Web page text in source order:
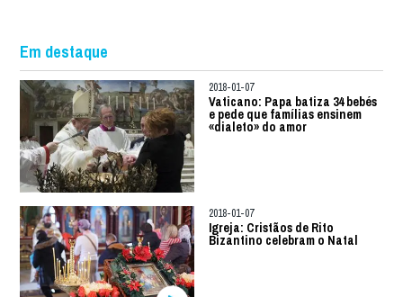
Em destaque
2018-01-07
Vaticano: Papa batiza 34 bebés
e pede que famílias ensinem
«dialeto» do amor
2018-01-07
Igreja: Cristãos de Rito
Bizantino celebram o Natal